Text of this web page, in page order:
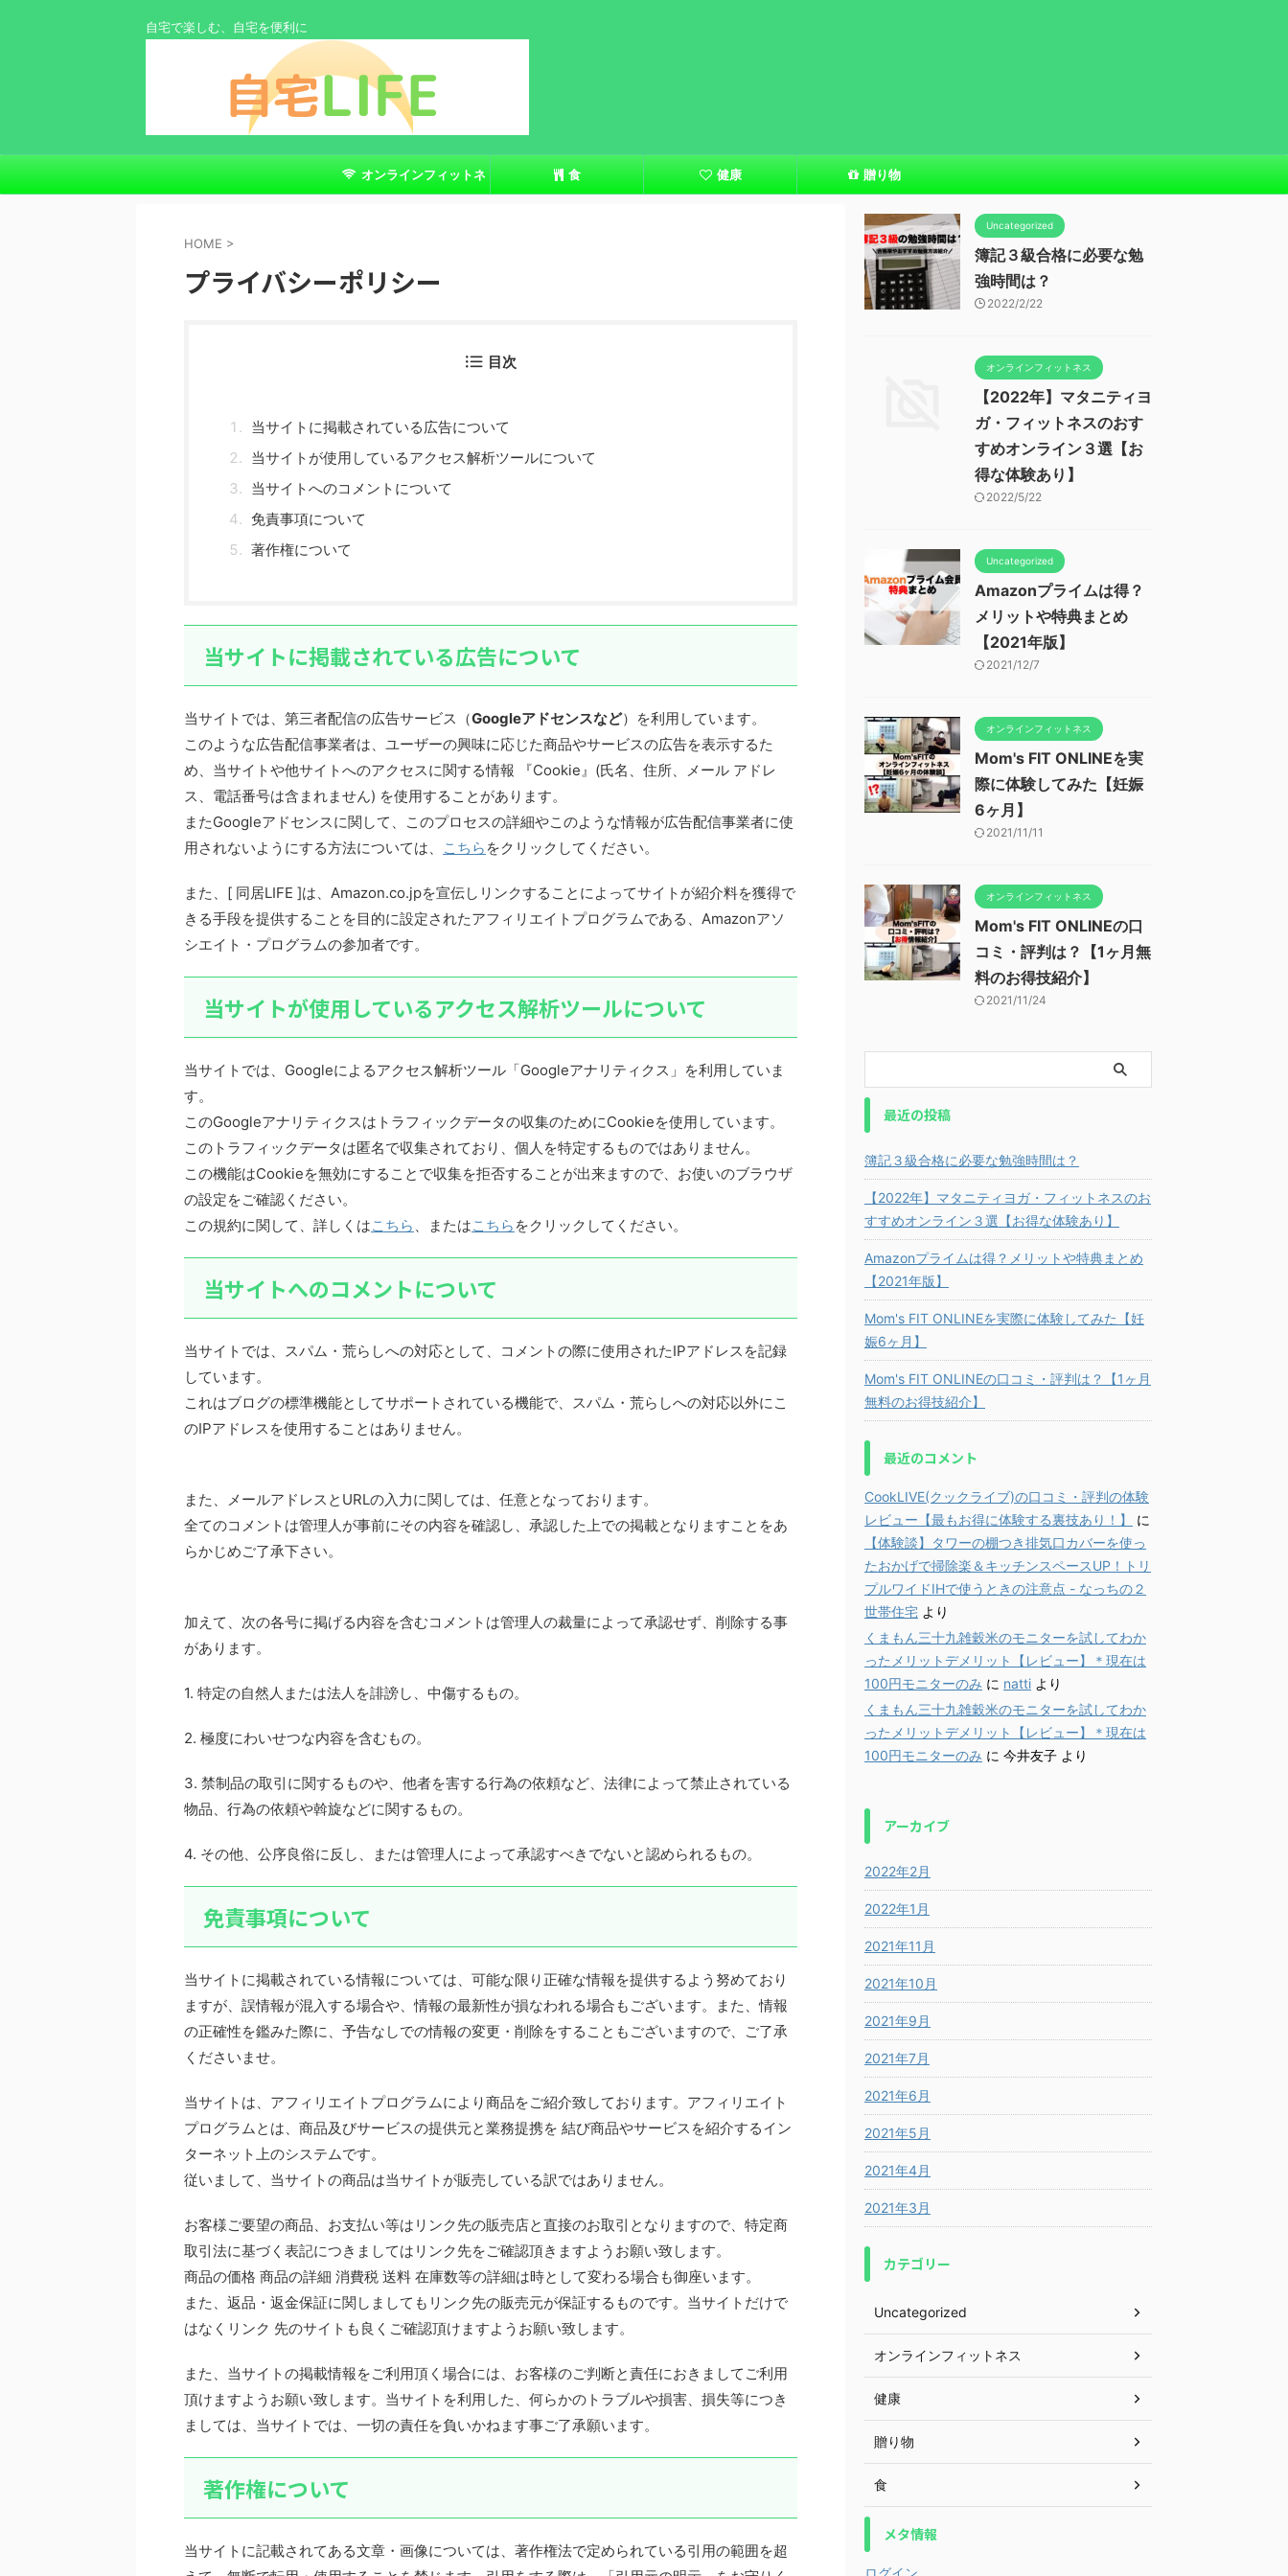
自宅で楽しむ、自宅を便利に
オンラインフィットネ 食 健康 贈り物
HOME >
プライバシーポリシー
目次
当サイトに掲載されている広告について
当サイトが使用しているアクセス解析ツールについて
当サイトへのコメントについて
免責事項について
著作権について
当サイトに掲載されている広告について
当サイトでは、第三者配信の広告サービス（Googleアドセンスなど）を利用しています。
このような広告配信事業者は、ユーザーの興味に応じた商品やサービスの広告を表示するた
め、当サイトや他サイトへのアクセスに関する情報 『Cookie』(氏名、住所、メール アドレ
ス、電話番号は含まれません) を使用することがあります。
またGoogleアドセンスに関して、このプロセスの詳細やこのような情報が広告配信事業者に使
用されないようにする方法については、
こちら をクリックしてください。
また、[ 同居LIFE ]は、Amazon.co.jpを宣伝しリンクすることによってサイトが紹介料を獲得で
きる手段を提供することを目的に設定されたアフィリエイトプログラムである、Amazonアソ
シエイト・プログラムの参加者です。
当サイトが使用しているアクセス解析ツールについて
当サイトでは、Googleによるアクセス解析ツール「Googleアナリティクス」を利用していま
す。
このGoogleアナリティクスはトラフィックデータの収集のためにCookieを使用しています。
このトラフィックデータは匿名で収集されており、個人を特定するものではありません。
この機能はCookieを無効にすることで収集を拒否することが出来ますので、お使いのブラウザ
の設定をご確認ください。
この規約に関して、詳しくはこちら 、またはこちら をクリックしてください。
当サイトへのコメントについて
当サイトでは、スパム・荒らしへの対応として、コメントの際に使用されたIPアドレスを記録
しています。
これはブログの標準機能としてサポートされている機能で、スパム・荒らしへの対応以外にこ
のIPアドレスを使用することはありません。
また、メールアドレスとURLの入力に関しては、任意となっております。
全てのコメントは管理人が事前にその内容を確認し、承認した上での掲載となりますことをあ
らかじめご了承下さい。
加えて、次の各号に掲げる内容を含むコメントは管理人の裁量によって承認せず、削除する事
があります。
1. 特定の自然人または法人を誹謗し、中傷するもの。
2. 極度にわいせつな内容を含むもの。
3. 禁制品の取引に関するものや、他者を害する行為の依頼など、法律によって禁止されている
物品、行為の依頼や斡旋などに関するもの。
4. その他、公序良俗に反し、または管理人によって承認すべきでないと認められるもの。
免責事項について
当サイトに掲載されている情報については、可能な限り正確な情報を提供するよう努めており
ますが、誤情報が混入する場合や、情報の最新性が損なわれる場合もございます。また、情報
の正確性を鑑みた際に、予告なしでの情報の変更・削除をすることもございますので、ご了承
くださいませ。
当サイトは、アフィリエイトプログラムにより商品をご紹介致しております。アフィリエイト
プログラムとは、商品及びサービスの提供元と業務提携を 結び商品やサービスを紹介するイン
ターネット上のシステムです。
従いまして、当サイトの商品は当サイトが販売している訳ではありません。
お客様ご要望の商品、お支払い等はリンク先の販売店と直接のお取引となりますので、特定商
取引法に基づく表記につきましてはリンク先をご確認頂きますようお願い致します。
商品の価格 商品の詳細 消費税 送料 在庫数等の詳細は時として変わる場合も御座います。
また、返品・返金保証に関しましてもリンク先の販売元が保証するものです。当サイトだけで
はなくリンク 先のサイトも良くご確認頂けますようお願い致します。
また、当サイトの掲載情報をご利用頂く場合には、お客様のご判断と責任におきましてご利用
頂けますようお願い致します。当サイトを利用した、何らかのトラブルや損害、損失等につき
ましては、当サイトでは、一切の責任を負いかねます事ご了承願います。
著作権について
当サイトに記載されてある文章・画像については、著作権法で定められている引用の範囲を超
Uncategorized
簿記３級合格に必要な勉
強時間は？
2022/2/22
オンラインフィットネス
【2022年】マタニティヨ
ガ・フィットネスのおす
すめオンライン３選【お
得な体験あり】
2022/5/22
Uncategorized
Amazonプライムは得？
メリットや特典まとめ
【2021年版】
2021/12/7
オンラインフィットネス
Mom's FIT ONLINEを実
際に体験してみた【妊娠
6ヶ月】
2021/11/11
オンラインフィットネス
Mom's FIT ONLINEの口
コミ・評判は？【1ヶ月無
料のお得技紹介】
2021/11/24
最近の投稿
簿記３級合格に必要な勉強時間は？
【2022年】マタニティヨガ・フィットネスのお
すすめオンライン３選【お得な体験あり】
Amazonプライムは得？メリットや特典まとめ
【2021年版】
Mom's FIT ONLINEを実際に体験してみた【妊
娠6ヶ月】
Mom's FIT ONLINEの口コミ・評判は？【1ヶ月
無料のお得技紹介】
最近のコメント
CookLIVE(クックライブ)の口コミ・評判の体験
レビュー【最もお得に体験する裏技あり！】
に
【体験談】タワーの棚つき排気口カバーを使っ
たおかげで掃除楽＆キッチンスペースUP！トリ
プルワイドIHで使うときの注意点 - なっちの２
世帯住宅 より
くまもん三十九雑穀米のモニターを試してわか
ったメリットデメリット【レビュー】＊現在は
100円モニターのみ に natti より
くまもん三十九雑穀米のモニターを試してわか
ったメリットデメリット【レビュー】＊現在は
100円モニターのみ に 今井友子 より
アーカイブ
2022年2月
2022年1月
2021年11月
2021年10月
2021年9月
2021年7月
2021年6月
2021年5月
2021年4月
2021年3月
カテゴリー
Uncategorized
オンラインフィットネス
健康
贈り物
食
メタ情報
ログイン